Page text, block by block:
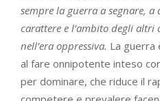
sempre la guerra a segnare,
carattere e l’ambito degli
nell’era oppressiva. La guerra
al fare onnipotente inteso
per dominare, che riduce il